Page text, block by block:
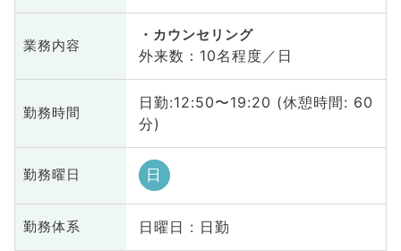
業務内容
カウンセリング
外来数：10名程度／日
勤務時間
日勤:12:50〜19:20 (休憩時間: 60
分)
勤務曜日 日
勤務体系 日曜日 : 日勤